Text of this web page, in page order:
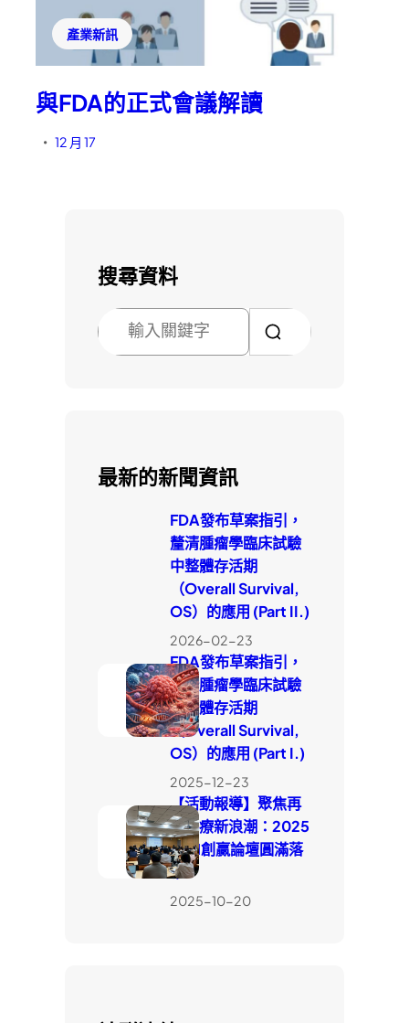
產業新訊
與FDA的正式會議解讀
• 12 月 17
搜尋資料
最新的新聞資訊
FDA發布草案指引，
釐清腫瘤學臨床試驗
中整體存活期
（Overall Survival,
OS）的應用 (Part II.)
2026-02-23
FDA發布草案指引，
釐清腫瘤學臨床試驗
中整體存活期
（Overall Survival,
OS）的應用 (Part I.)
2025-12-23
【活動報導】聚焦再
生醫療新浪潮：2025
WIN創贏論壇圓滿落
幕
2025-10-20